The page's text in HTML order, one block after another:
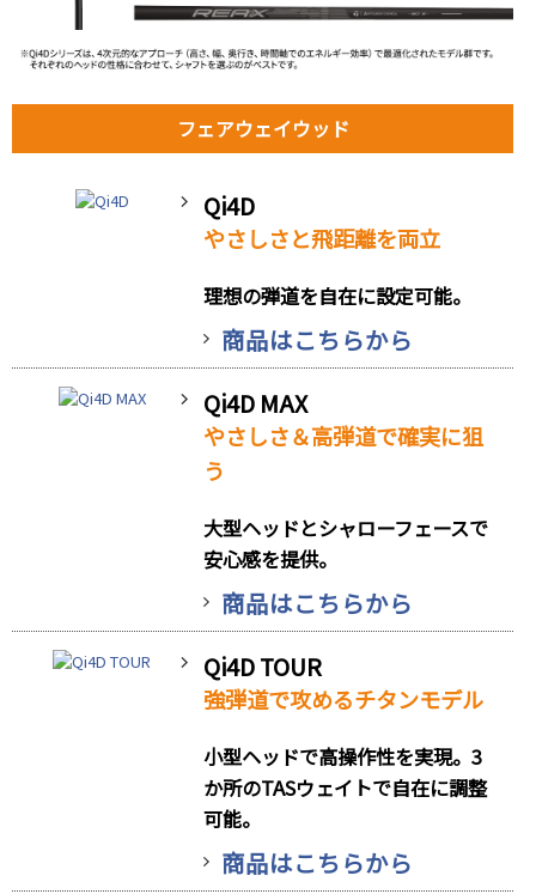
フェアウェイウッド
Qi4D
やさしさと飛距離を両立
理想の弾道を自在に設定可能。
商品はこちらから
Qi4D MAX
やさしさ＆高弾道で確実に狙
う
大型ヘッドとシャローフェースで
安心感を提供。
商品はこちらから
Qi4D TOUR
強弾道で攻めるチタンモデル
小型ヘッドで高操作性を実現。3
か所のTASウェイトで自在に調整
可能。
商品はこちらから